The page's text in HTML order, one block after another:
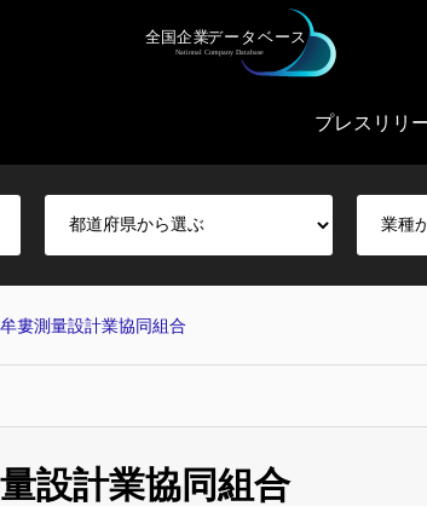
プレスリリ
婁測量設計業協同組合
設計業協同組合